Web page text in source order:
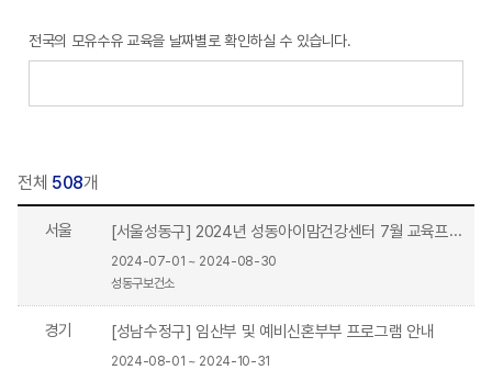
전국의 모유수유 교육을 날짜별로 확인하실 수 있습니다.
전체 508개
서울 [서울성동구] 2024년 성동아이맘건강센터 7월 교육프로그램
2024-07-01 ~ 2024-08-30
성동구보건소
경기 [성남수정구] 임산부 및 예비신혼부부 프로그램 안내
2024-08-01 ~ 2024-10-31